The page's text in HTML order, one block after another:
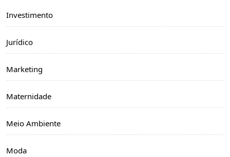
Investimento
Jurídico
Marketing
Maternidade
Meio Ambiente
Moda